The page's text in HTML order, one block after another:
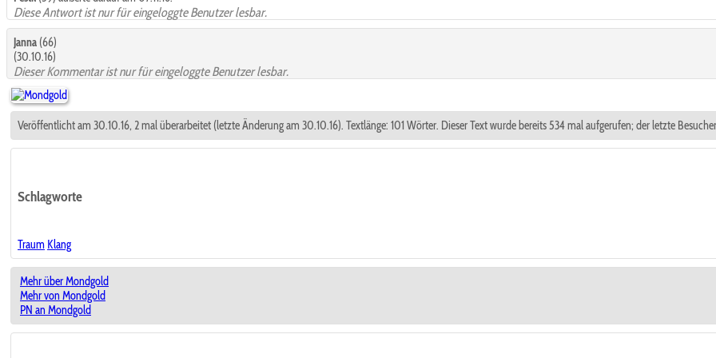
Diese Antwort ist nur für eingeloggte Benutzer lesbar.
Janna (66)
(30.10.16)
Dieser Kommentar ist nur für eingeloggte Benutzer lesbar.
Veröffentlicht am 30.10.16, 2 mal überarbeitet (letzte Änderung am 30.10.16). Textlänge: 101 Wörter. Dieser Text wurde bereits 534 mal aufgerufen; der letzte
Schlagworte
Traum Klang
Mehr über Mondgold
Mehr von Mondgold
PN an Mondgold